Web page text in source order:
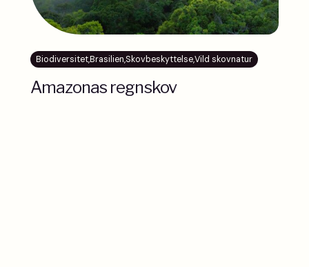
Biodiversitet,Brasilien,Skovbeskyttelse,Vild skovnatur
Amazonas regnskov